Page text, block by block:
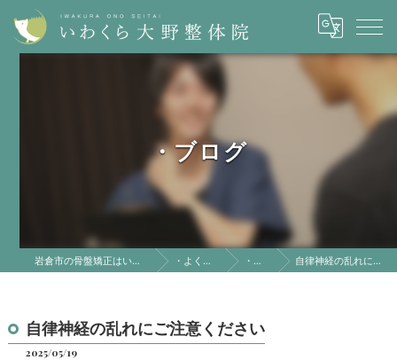
・ブログ
岩倉市の骨盤矯正はいわくら大野整体院 ・よくある質問 ・ブログ 自律神経の乱れにご注意ください
自律神経の乱れにご注意ください
2025/05/19